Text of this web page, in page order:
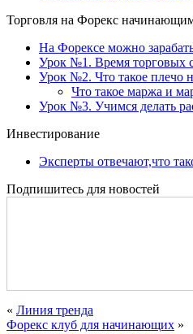
Торговля на Форекс
На Форексе можно
Урок №1. Время торговых
Урок №2. Что такое плечо
Что такое маржа и
Урок №3. Учимся делать
Инвестирование
Эксперты отвечают,что
Подпишитесь для новостей
« Линия тренда
Форекс клуб для начинающих »